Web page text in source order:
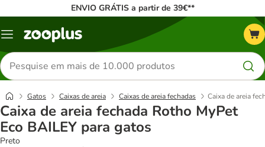
ENVIO GRÁTIS a partir de 39€**
Menu
Pesquisar
produtos
Gatos Caixas de areia Caixas de areia fechadas Caixa de areia
Caixa de areia fechada Rotho MyPet
Eco BAILEY para gatos
Preto